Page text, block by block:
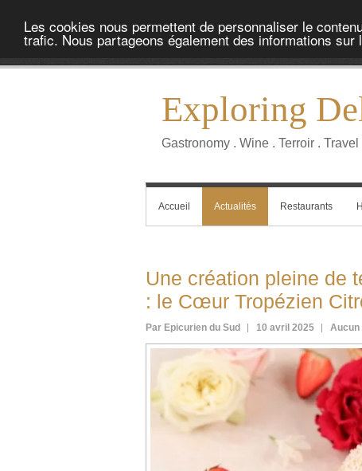
Les cookies nous permettent de personnaliser le
trafic. Nous partageons également des informations
Exploring
Gastronomy . Wine . Terroir . Travel
Accueil Actualités Restaurants
Une création pleine de
: le Cœur Tropézien
Par Epicurien du Sud 10 avril 2025 Aucun